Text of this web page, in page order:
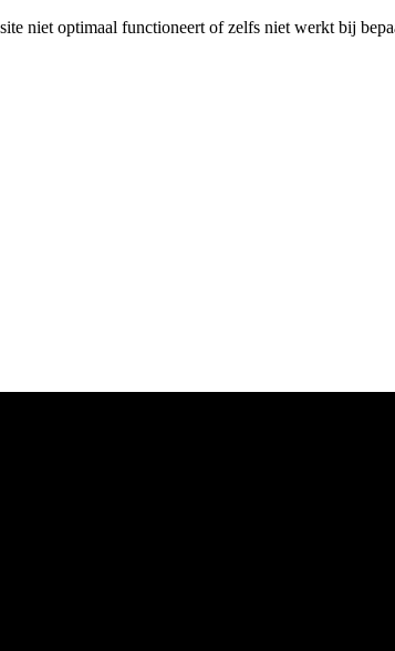
niet optimaal functioneert of zelfs niet werkt bij